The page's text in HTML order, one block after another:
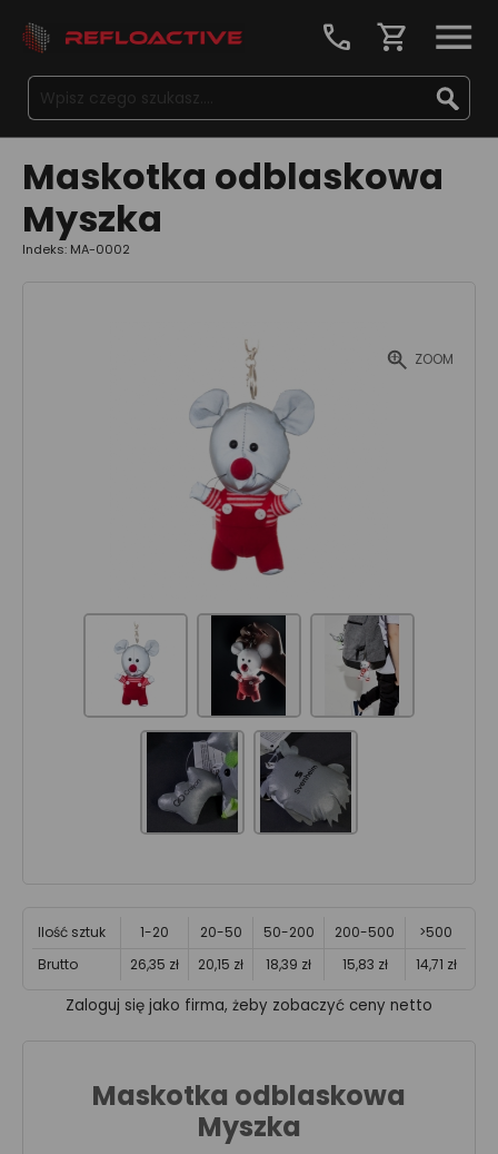
call shopping_cart
Maskotka odblaskowa
Myszka
Indeks: MA-0002
ZOOM
Ilość sztuk 1-20 20-50 50-200 200-500
>500
Brutto
26,35 zł 20,15 zł 18,39 zł 15,83 zł 14,71 zł
Zaloguj się jako firma, żeby zobaczyć ceny netto
Maskotka odblaskowa
Myszka